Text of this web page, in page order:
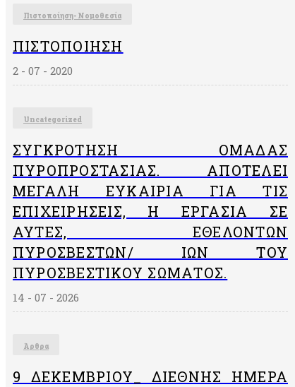
Πιστοποίηση- Νομοθεσία
ΠΙΣΤΟΠΟΊΗΣΗ
2 - 07 - 2020
Uncategorized
ΣΥΓΚΡΌΤΗΣΗ ΟΜΆΔΑΣ
ΠΥΡΟΠΡΟΣΤΑΣΊΑΣ. ΑΠΟΤΕΛΕΊ
ΜΕΓΆΛΗ ΕΥΚΑΙΡΊΑ ΓΙΑ ΤΙΣ
ΕΠΙΧΕΙΡΉΣΕΙΣ, Η ΕΡΓΑΣΊΑ ΣΕ
ΑΥΤΈΣ, ΕΘΕΛΟΝΤΏΝ
ΠΥΡΟΣΒΕΣΤΏΝ/ ΙΏΝ ΤΟΥ
ΠΥΡΟΣΒΕΣΤΙΚΟΎ ΣΏΜΑΤΟΣ.
14 - 07 - 2026
Άρθρα
9 ΔΕΚΕΜΒΡΙΟΥ_ ΔΙΕΘΝΗΣ ΗΜΕΡΑ